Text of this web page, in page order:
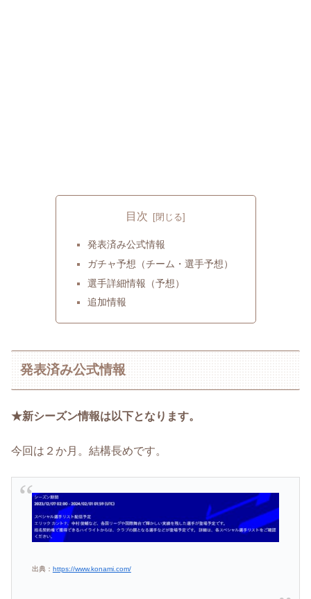
目次
発表済み公式情報
ガチャ予想（チーム・選手予想）
選手詳細情報（予想）
追加情報
発表済み公式情報
★新シーズン情報は以下となります。
今回は２か月。結構長めです。
出典： https://www.konami.com/